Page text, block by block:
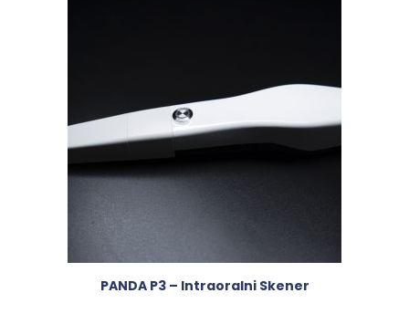
PANDA P3 – Intraoralni Skener